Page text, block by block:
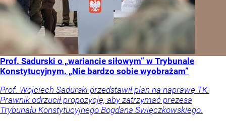
Prof. Sadurski o „wariancie siłowym” w Trybunale
Konstytucyjnym. „Nie bardzo sobie wyobrażam”
Prof. Wojciech Sadurski przedstawił plan na naprawę TK.
Prawnik odrzucił propozycję, aby zatrzymać prezesa
Trybunału Konstytucyjnego Bogdana Święczkowskiego.